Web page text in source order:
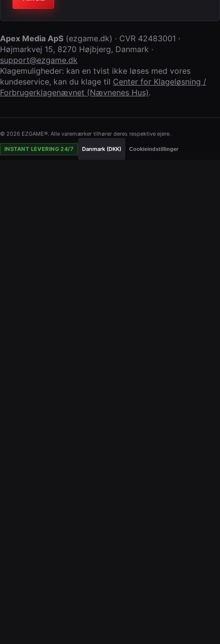
Apex Media ApS (ezgame.dk) · CVR 42483001 ·
Højmarkvej 15, 8270 Højbjerg, Danmark ·
support@ezgame.dk
Klagemuligheder: kan en tvist ikke løses med vores
kundeservice, kan du klage til Center for Klageløsning /
Forbrugerklagenævnet (Nævnenes Hus).
© 2026 EZGAME®. Alle varemærker tilhører deres respektive ejere.
INSTANT LEVERING 24/7 Danmark (DKK) Cookieindstillinger